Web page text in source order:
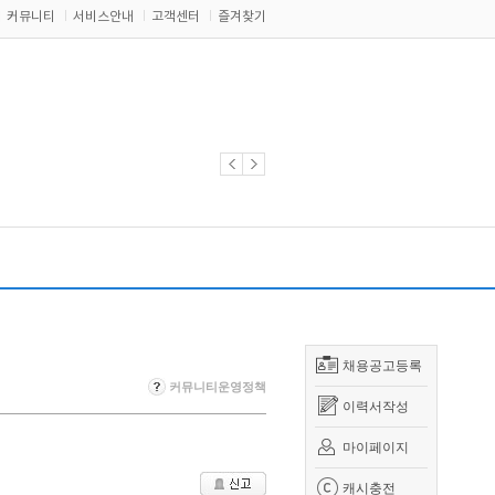
커뮤니티 서비스안내 고객센터 즐겨찾기
채용공고등록
이력서작성
마이페이지
캐시충전
커뮤니티운영정책